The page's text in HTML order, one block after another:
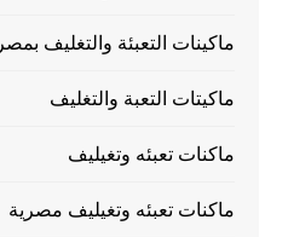
ماكينات التعبئة والتغليف بمصر
ماكيتات التعبة والتغليف
ماكنات تعبئه وتغيليف
ماكنات تعبئه وتغيليف مصرية